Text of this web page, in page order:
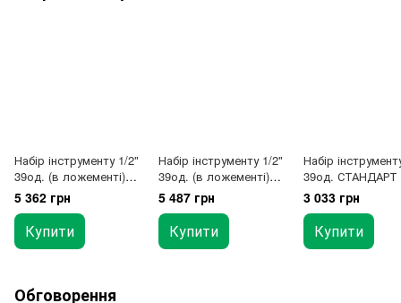
Набір інструменту 1/2"
39од. (в ложементі)
TOPTUL GVC3903
5 362 грн
Купити
Набір інструменту 1/2"
39од. (в ложементі)
TOPTUL GEC3901
5 487 грн
Купити
Набір
39од. СТАНДАРТ
1239
3 033 грн
Купити
Обговорення